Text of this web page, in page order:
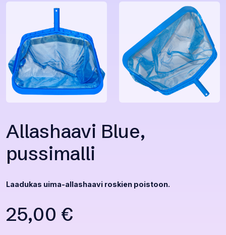
Allashaavi Blue,
pussimalli
Laadukas uima-allashaavi roskien poistoon.
25,00 €